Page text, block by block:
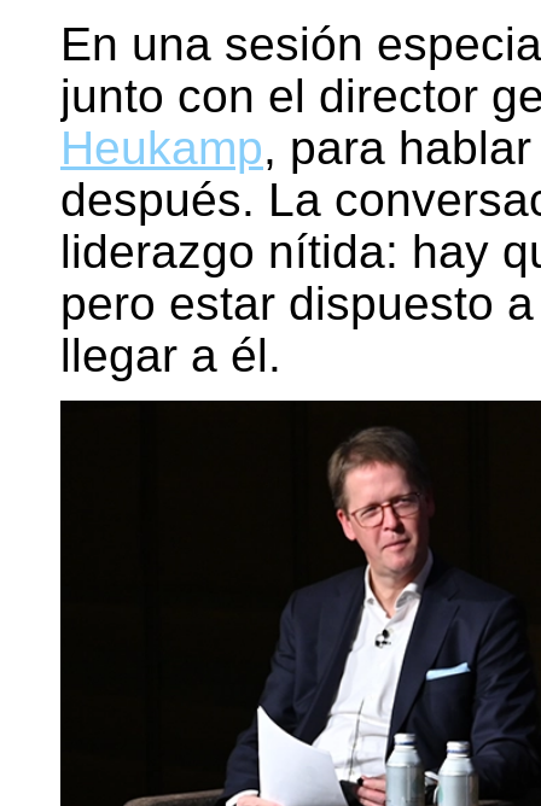
En una sesión
junto con el director
Heukamp, para
después. La
liderazgo nítida: hay
pero estar dispuesto
llegar a él.